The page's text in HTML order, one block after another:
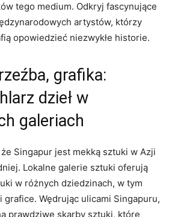
tego medium. Odkryj fascynujące⁣
artystów, którzy
opowiedzieć niezwykłe historie.
grafika:
dzieł‍ w
galeriach
Singapur jest mekką sztuki w Azji
Lokalne ⁣galerie sztuki⁤ oferują
w⁢ różnych ​dziedzinach, ‍w ‌tym
​grafice. Wędrując‌ ulicami Singapuru,
prawdziwe skarby sztuki, które